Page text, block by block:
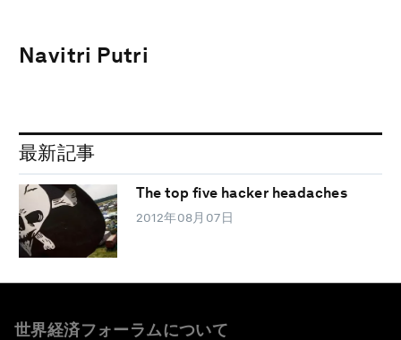
Navitri Putri
最新記事
The top five hacker headaches
2012年08月07日
世界経済フォーラムについて